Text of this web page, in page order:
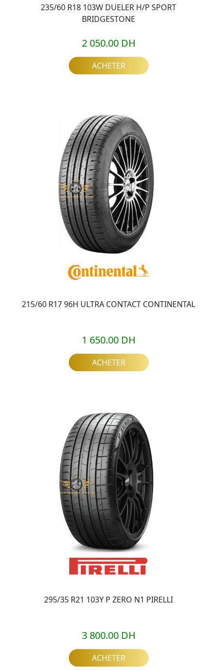
235/60 R18 103W DUELER H/P SPORT
BRIDGESTONE
2 050.00 DH
ACHETER
215/60 R17 96H ULTRA CONTACT CONTINENTAL
1 650.00 DH
ACHETER
295/35 R21 103Y P ZERO N1 PIRELLI
3 800.00 DH
ACHETER